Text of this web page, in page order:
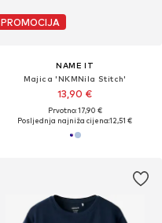
PROMOCIJA
NAME IT
Majica 'NKMNila Stitch'
13,90 €
Prvotno: 17,90 €
Posljednja najniža cijena:12,51 €